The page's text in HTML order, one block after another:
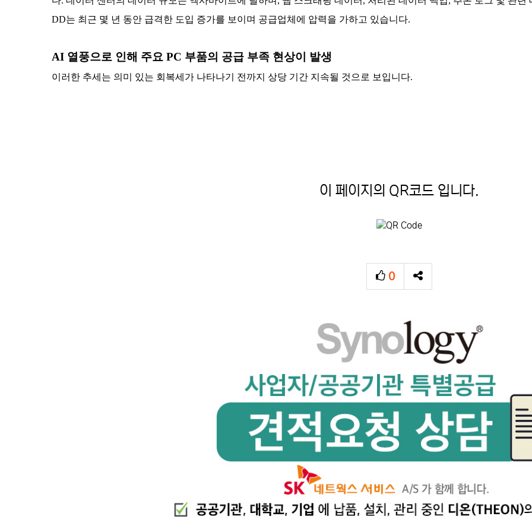
DD는 최근 몇 년 동안 급격한 도입 증가를 보이며 공급업체에 압력을 가하고 있습니다.
AI 열풍으로 인해 주요 PC 부품의 공급 부족 현상이 발생
이러한 추세는 의미 있는 회복세가 나타나기 전까지 상당 기간 지속될 것으로 보입니다.
이 페이지의 QR코드 입니다.
0
추천
SNS 공유